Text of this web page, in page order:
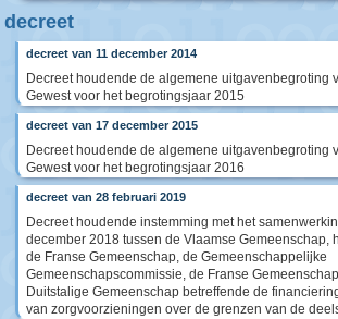
decreet
decreet van 11 december 2014
Decreet houdende de algemene uitgavenbegroting
Gewest voor het begrotingsjaar 2015
decreet van 17 december 2015
Decreet houdende de algemene uitgavenbegroting
Gewest voor het begrotingsjaar 2016
decreet van 28 februari 2019
Decreet houdende instemming met het
december 2018 tussen de Vlaamse Gemeenschap,
de Franse Gemeenschap, de Gemeenschappelijke
Gemeenschapscommissie, de Franse
Duitstalige Gemeenschap betreffende de
van zorgvoorzieningen over de grenzen van de